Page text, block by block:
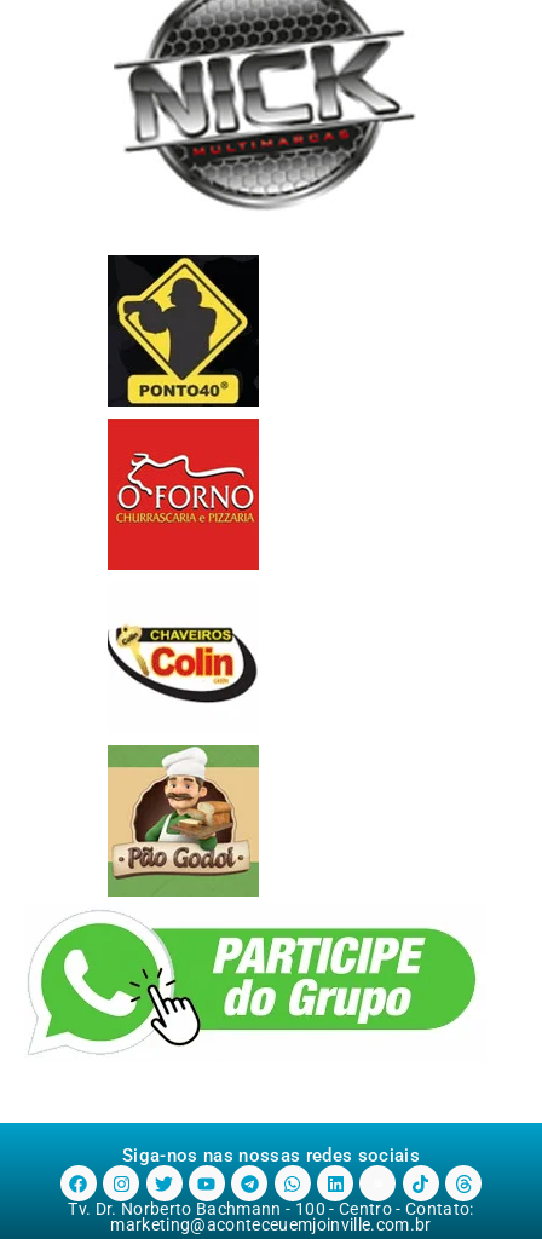
Siga-nos nas nossas redes sociais
Tv. Dr. Norberto Bachmann - 100 - Centro - Contato:
marketing@aconteceuemjoinville.com.br